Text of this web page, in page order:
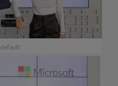
default